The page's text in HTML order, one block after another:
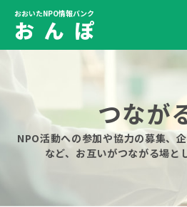
おおいたNPO情報バンク
お ん ぽ
つなが
NPO活動への参加や協力の募集、
など、お互いがつながる場と